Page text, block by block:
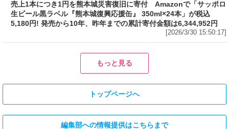
生ビール黒ラベル『熊本城復興応援缶』 350ml×24本」が税込
5,180円! 発売から10年、昨年までの累計寄付金額は6,344,952円
[2026/3/30 15:50:17]
3分で食べられる人気沸騰中の四
発売～具材は謎肉、キャベツ、チ
自慢のそばが食べ放題! 和食麺処
や薬味などもついて税込2,200円!
「時間無制限」の挑戦枠は税込
[2026/3/30 15:17:42]